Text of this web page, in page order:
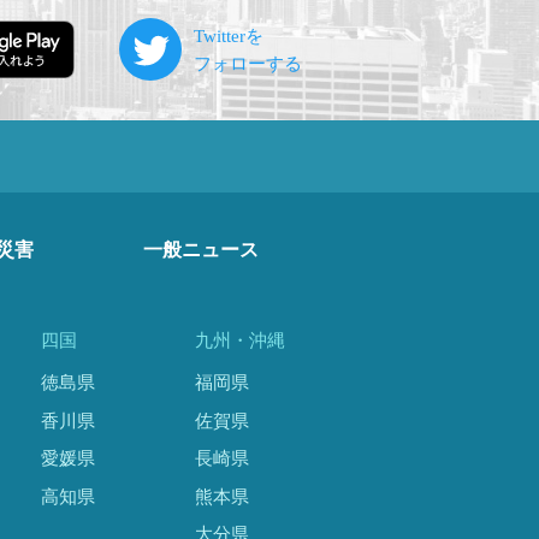
害 一般ニュース
四国
徳島県
香川県
愛媛県
高知県
九州・沖縄
福岡県
佐賀県
長崎県
熊本県
大分県